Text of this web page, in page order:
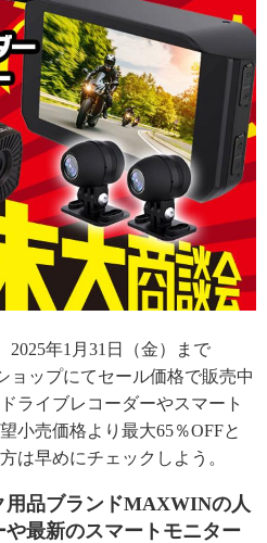
年1月31日（金）まで
ョップにてセール価格で販売中
ライブレコーダーやスマート
小売価格より最大65％OFFと
は早めにチェックしよう。
用品ブランドMAXWINの人
最新のスマートモニター